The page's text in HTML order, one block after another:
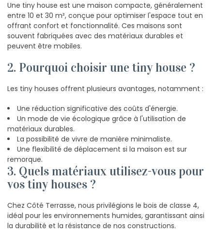
Une tiny house est une maison compacte, généralement
entre 10 et 30 m², conçue pour optimiser l'espace tout en
offrant confort et fonctionnalité. Ces maisons sont
souvent fabriquées avec des matériaux durables et
peuvent être mobiles.
2. Pourquoi choisir une tiny house ?
Les tiny houses offrent plusieurs avantages, notamment :
Une réduction significative des coûts d'énergie.
Un mode de vie écologique grâce à l'utilisation de
matériaux durables.
La possibilité de vivre de manière minimaliste.
Une flexibilité de déplacement si la maison est sur
remorque.
3. Quels matériaux utilisez-vous pour
vos tiny houses ?
Chez Côté Terrasse, nous privilégions le bois de classe 4,
idéal pour les environnements humides, garantissant ainsi
la durabilité et la résistance de nos constructions.